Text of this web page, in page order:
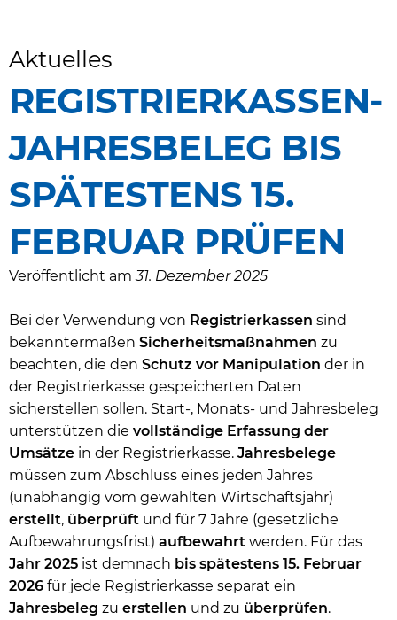
Aktuelles
REGISTRIERKASSEN-
JAHRESBELEG BIS
SPÄTESTENS 15.
FEBRUAR PRÜFEN
Veröffentlicht am31. Dezember 2025
Bei der Verwendung von Registrierkassen sind
bekanntermaßen Sicherheitsmaßnahmen zu
beachten, die den Schutz vor Manipulation der in
der Registrierkasse gespeicherten Daten
sicherstellen sollen. Start-, Monats- und Jahresbeleg
unterstützen die vollständige Erfassung der
Umsätze in der Registrierkasse. Jahresbelege
müssen zum Abschluss eines jeden Jahres
(unabhängig vom gewählten Wirtschaftsjahr)
erstellt, überprüft und für 7 Jahre (gesetzliche
Aufbewahrungsfrist) aufbewahrt werden. Für das
Jahr 2025 ist demnach bis spätestens 15. Februar
2026 für jede Registrierkasse separat ein
Jahresbeleg zu erstellen und zu überprüfen.